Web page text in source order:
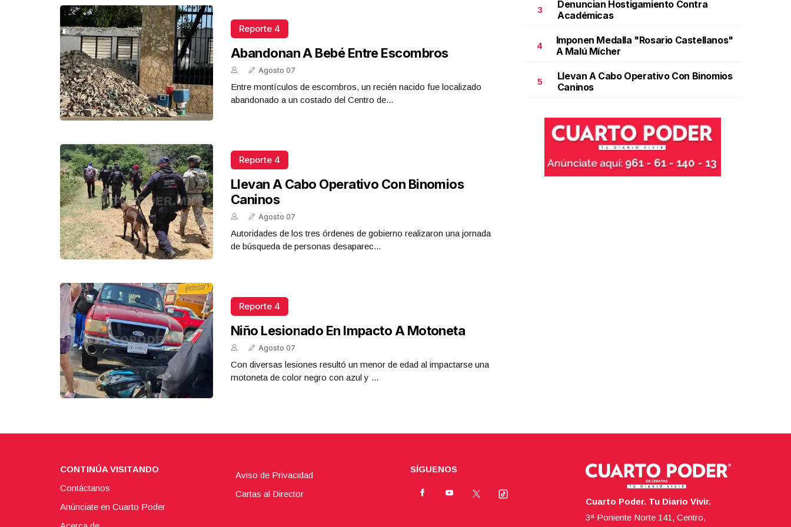
Reporte 4
Abandonan A Bebé Entre Escombros
Agosto 07
Entre montículos de escombros, un recién nacido fue localizado
abandonado a un costado del Centro de...
Reporte 4
Llevan A Cabo Operativo Con Binomios
Caninos
Agosto 07
Autoridades de los tres órdenes de gobierno realizaron una jornada
de búsqueda de personas desaparec...
Reporte 4
Niño Lesionado En Impacto A Motoneta
Agosto 07
Con diversas lesiones resultó un menor de edad al impactarse una
motoneta de color negro con azul y ...
3
Denuncian Hostigamiento Contra
Académicas
4
Imponen Medalla "Rosario Castellanos"
A Malú Mícher
5
Llevan A Cabo Operativo Con Binomios
Caninos
CONTINÚA VISITANDO
Contáctanos
Anúnciate en Cuarto Poder
Aviso de Privacidad
Cartas al Director
SÍGUENOS
Cuarto Poder. Tu Diario Vivir.
3ª Poniente Norte 141, Centro,